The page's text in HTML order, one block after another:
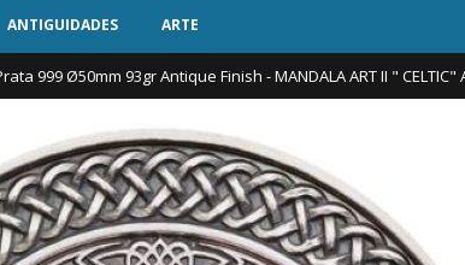
ANTIGUIDADES ARTE
999 Ø50mm 93gr Antique Finish - MANDALA ART II "